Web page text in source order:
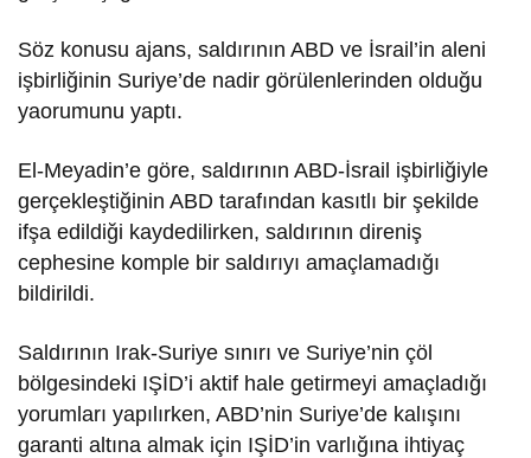
Söz konusu ajans, saldırının ABD ve İsrail’in aleni
işbirliğinin Suriye’de nadir görülenlerinden olduğu
yaorumunu yaptı.
El-Meyadin’e göre, saldırının ABD-İsrail işbirliğiyle
gerçekleştiğinin ABD tarafından kasıtlı bir şekilde
ifşa edildiği kaydedilirken, saldırının direniş
cephesine komple bir saldırıyı amaçlamadığı
bildirildi.
Saldırının Irak-Suriye sınırı ve Suriye’nin çöl
bölgesindeki IŞİD’i aktif hale getirmeyi amaçladığı
yorumları yapılırken, ABD’nin Suriye’de kalışını
garanti altına almak için IŞİD’in varlığına ihtiyaç